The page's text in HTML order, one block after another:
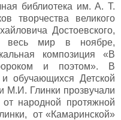
библиотека им. А. Т.
творчества великого
Достоевского,
весь мир в ноябре,
композиция «В
и поэтом». В
обучающихся Детской
Глинки прозвучали
народной протяжной
от «Камаринской»